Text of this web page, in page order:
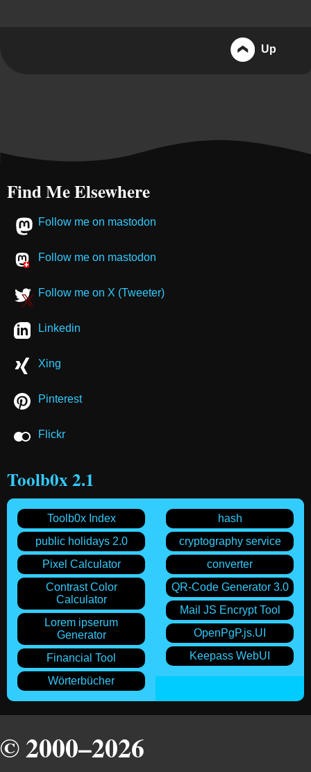
Up
Find Me Elsewhere
Follow me on mastodon
Follow me on mastodon
Follow me on X (Tweeter)
Linkedin
Xing
Pinterest
Flickr
Toolb0x 2.1
hash
cryptography service
converter
QR-Code Generator 3.0
Mail JS Encrypt Tool
OpenPgP.js.UI
Keepass WebUI
Toolb0x Index
public holidays 2.0
Pixel Calculator
Contrast Color
Calculator
Lorem ipserum
Generator
Financial Tool
Wörterbücher
© 2000–2026